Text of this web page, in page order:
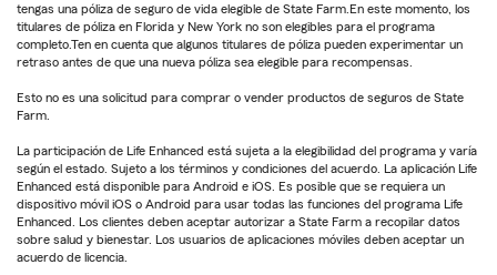
tengas una póliza de seguro de vida elegible de State Farm.En este momento, los
titulares de póliza en Florida y New York no son elegibles para el programa
completo.Ten en cuenta que algunos titulares de póliza pueden experimentar un
retraso antes de que una nueva póliza sea elegible para recompensas.
Esto no es una solicitud para comprar o vender productos de seguros de State
Farm.
La participación de Life Enhanced está sujeta a la elegibilidad del programa y varía
según el estado. Sujeto a los términos y condiciones del acuerdo. La aplicación Life
Enhanced está disponible para Android e iOS. Es posible que se requiera un
dispositivo móvil iOS o Android para usar todas las funciones del programa Life
Enhanced. Los clientes deben aceptar autorizar a State Farm a recopilar datos
sobre salud y bienestar. Los usuarios de aplicaciones móviles deben aceptar un
acuerdo de licencia.